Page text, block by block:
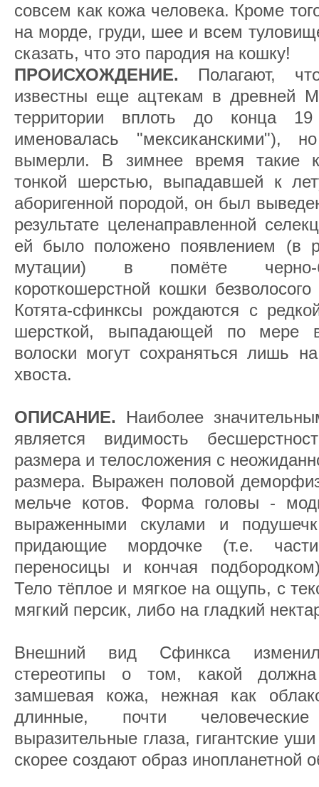
совсем как кожа человека. Кроме
на морде, груди, шее и всем
сказать, что это пародия на кошку!
ПРОИСХОЖДЕНИЕ. Полагают,
известны еще ацтекам в древней
территории вплоть до конца 19
именовалась "мексиканскими"),
вымерли. В зимнее время такие
тонкой шерстью, выпадавшей к
аборигенной породой, он был
результате целенаправленной
ей было положено появлением (в
мутации) в помёте черно-
короткошерстной кошки
Котята-сфинксы рождаются с
шерсткой, выпадающей по мере
волоски могут сохраняться лишь
хвоста.
ОПИСАНИЕ. Наиболее
является видимость
размера и телосложения с
размера. Выражен половой
мельче котов. Форма головы -
выраженными скулами и
придающие мордочке (т.е.
переносицы и кончая
Тело тёплое и мягкое на ощупь, с
мягкий персик, либо на гладкий
Внешний вид Сфинкса
стереотипы о том, какой
замшевая кожа, нежная как
длинные, почти
выразительные глаза, гигантские
скорее создают образ инопланетной